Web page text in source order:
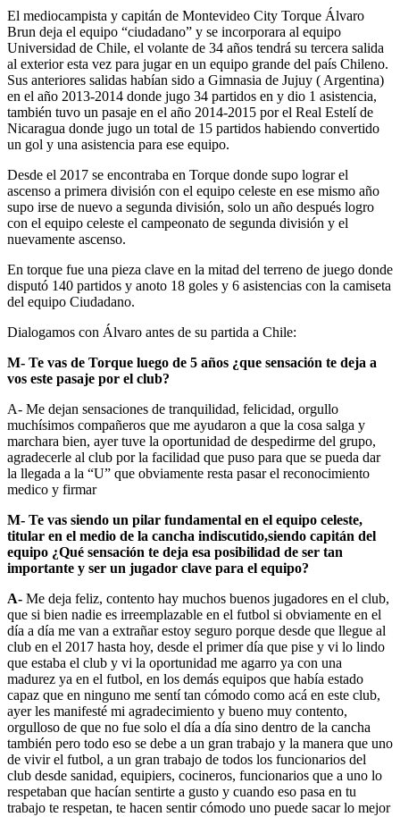
El mediocampista y capitán de Montevideo City Torque Álvaro
Brun deja el equipo “ciudadano” y se incorporara al equipo
Universidad de Chile, el volante de 34 años tendrá su tercera salida
al exterior esta vez para jugar en un equipo grande del país Chileno.
Sus anteriores salidas habían sido a Gimnasia de Jujuy ( Argentina)
en el año 2013-2014 donde jugo 34 partidos en y dio 1 asistencia,
también tuvo un pasaje en el año 2014-2015 por el Real Estelí de
Nicaragua donde jugo un total de 15 partidos habiendo convertido
un gol y una asistencia para ese equipo.
Desde el 2017 se encontraba en Torque donde supo lograr el
ascenso a primera división con el equipo celeste en ese mismo año
supo irse de nuevo a segunda división, solo un año después logro
con el equipo celeste el campeonato de segunda división y el
nuevamente ascenso.
En torque fue una pieza clave en la mitad del terreno de juego donde
disputó 140 partidos y anoto 18 goles y 6 asistencias con la camiseta
del equipo Ciudadano.
Dialogamos con Álvaro antes de su partida a Chile:
M- Te vas de Torque luego de 5 años ¿que sensación te deja a
vos este pasaje por el club?
A- Me dejan sensaciones de tranquilidad, felicidad, orgullo
muchísimos compañeros que me ayudaron a que la cosa salga y
marchara bien, ayer tuve la oportunidad de despedirme del grupo,
agradecerle al club por la facilidad que puso para que se pueda dar
la llegada a la “U” que obviamente resta pasar el reconocimiento
medico y firmar
M- Te vas siendo un pilar fundamental en el equipo celeste,
titular en el medio de la cancha indiscutido,siendo capitán del
equipo ¿Qué sensación te deja esa posibilidad de ser tan
importante y ser un jugador clave para el equipo?
A- Me deja feliz, contento hay muchos buenos jugadores en el club,
que si bien nadie es irreemplazable en el futbol si obviamente en el
día a día me van a extrañar estoy seguro porque desde que llegue al
club en el 2017 hasta hoy, desde el primer día que pise y vi lo lindo
que estaba el club y vi la oportunidad me agarro ya con una
madurez ya en el futbol, en los demás equipos que había estado
capaz que en ninguno me sentí tan cómodo como acá en este club,
ayer les manifesté mi agradecimiento y bueno muy contento,
orgulloso de que no fue solo el día a día sino dentro de la cancha
también pero todo eso se debe a un gran trabajo y la manera que uno
de vivir el futbol, a un gran trabajo de todos los funcionarios del
club desde sanidad, equipiers, cocineros, funcionarios que a uno lo
respetaban que hacían sentirte a gusto y cuando eso pasa en tu
trabajo te respetan, te hacen sentir cómodo uno puede sacar lo mejor